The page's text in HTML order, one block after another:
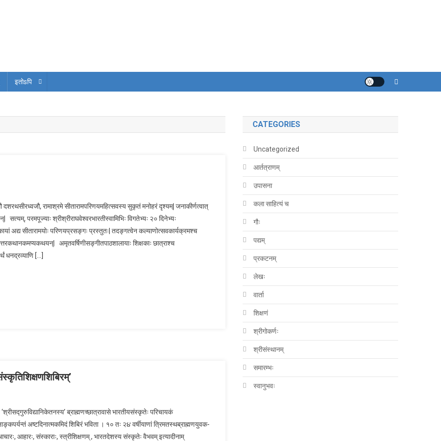
इतोsपि
दशरथसीरध्वजौ, रामाश्रमे सीतारामपरिणयमहित्सवस्य सुकृतं मनोहरं दृश्यम्| जनाकीर्णत्वात्
परमपूज्याः श्रीश्रीराघवेश्वरभारतीस्वामिभिः विगतेभ्यः २० दिनेभ्यः
अद्य सीतारामयोः परिणयप्रसङ्गः प्रस्तुतः| तदङ्गत्वेन कल्याणोत्सवकार्यक्रमश्च
अमृतवर्षिणीसङ्गीतपाठशालायाः शिक्षकाः छात्राश्च
धनद्रव्याणि […]
ब्राह्मणच्छात्रावासे भारतीयसंस्कृतेः परिचायकं
अष्टदिनात्मकमिदं शिबिरं भविता । १० तः २૪ वर्षीयाणां त्रिमतस्थब्राह्मणयुवक-
आहारः, संस्काराः, स्त्रीशिक्षणम् , भारतदेशस्य संस्कृतेः वैभवम् इत्यादीनाम्
CATEGORIES
Uncategorized
आर्तत्राणम्
उपासना
कला साहित्यं च
गौः
पद्यम्
प्रकटनम्
लेखः
वार्ता
शिक्षणं
श्रीगोकर्णः
श्रीसंस्थानम्
समारम्भः
स्वानुभवः